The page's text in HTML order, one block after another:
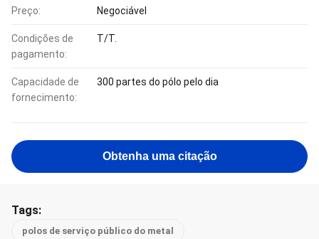
Preço: Negociável
Condições de
pagamento:
T/T.
Capacidade de
fornecimento:
300 partes do pólo pelo dia
Obtenha uma citação
Tags:
polos de serviço público do metal